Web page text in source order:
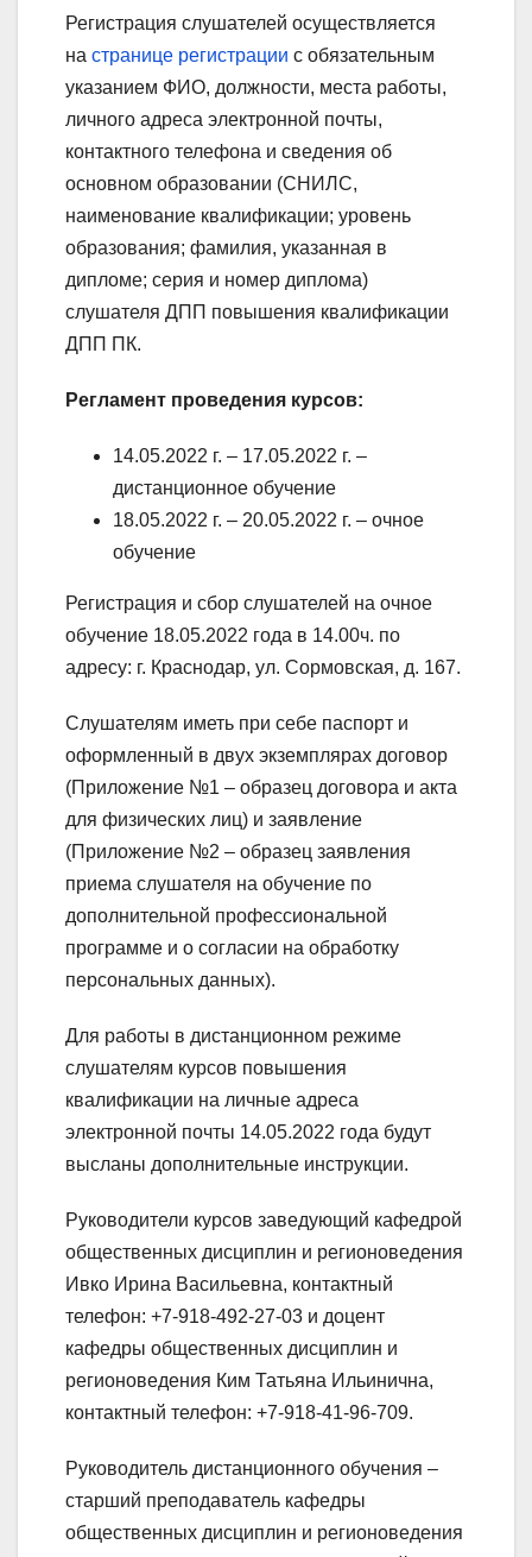
Регистрация слушателей осуществляется
на странице регистрации с обязательным
указанием ФИО, должности, места работы,
личного адреса электронной почты,
контактного телефона и сведения об
основном образовании (СНИЛС,
наименование квалификации; уровень
образования; фамилия, указанная в
дипломе; серия и номер диплома)
слушателя ДПП повышения квалификации
ДПП ПК.
Регламент проведения курсов:
14.05.2022 г. – 17.05.2022 г. –
дистанционное обучение
18.05.2022 г. – 20.05.2022 г. – очное
обучение
Регистрация и сбор слушателей на очное
обучение 18.05.2022 года в 14.00ч. по
адресу: г. Краснодар, ул. Сормовская, д. 167.
Слушателям иметь при себе паспорт и
оформленный в двух экземплярах договор
(Приложение №1 – образец договора и акта
для физических лиц) и заявление
(Приложение №2 – образец заявления
приема слушателя на обучение по
дополнительной профессиональной
программе и о согласии на обработку
персональных данных).
Для работы в дистанционном режиме
слушателям курсов повышения
квалификации на личные адреса
электронной почты 14.05.2022 года будут
высланы дополнительные инструкции.
Руководители курсов заведующий кафедрой
общественных дисциплин и регионоведения
Ивко Ирина Васильевна, контактный
телефон: +7-918-492-27-03 и доцент
кафедры общественных дисциплин и
регионоведения Ким Татьяна Ильинична,
контактный телефон: +7-918-41-96-709.
Руководитель дистанционного обучения –
старший преподаватель кафедры
общественных дисциплин и регионоведения